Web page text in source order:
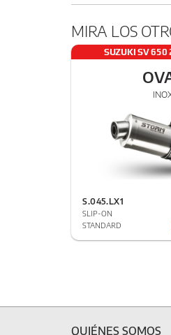
MIRA LOS
SUZUKI SV
S.045.LX1
SLIP-ON
STANDARD
QUIÉNES SOMOS